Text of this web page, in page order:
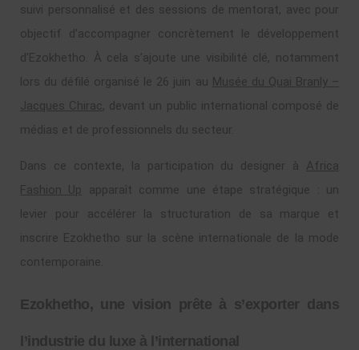
suivi personnalisé et des sessions de mentorat, avec pour
objectif d’accompagner concrètement le développement
d’Ezokhetho. À cela s’ajoute une visibilité clé, notamment
lors du défilé organisé le 26 juin au Musée du Quai Branly –
Jacques Chirac , devant un public international composé de
médias et de professionnels du secteur.
Dans ce contexte, la participation du designer à Africa
Fashion Up apparaît comme une étape stratégique : un
levier pour accélérer la structuration de sa marque et
inscrire Ezokhetho sur la scène internationale de la mode
contemporaine.
Ezokhetho, une vision prête à s’exporter dans
l’industrie du luxe à l’international